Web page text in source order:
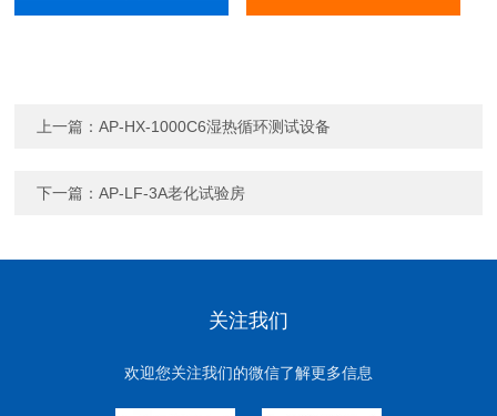
上一篇：AP-HX-1000C6湿热循环测试设备
下一篇：AP-LF-3A老化试验房
关注我们
欢迎您关注我们的微信了解更多信息